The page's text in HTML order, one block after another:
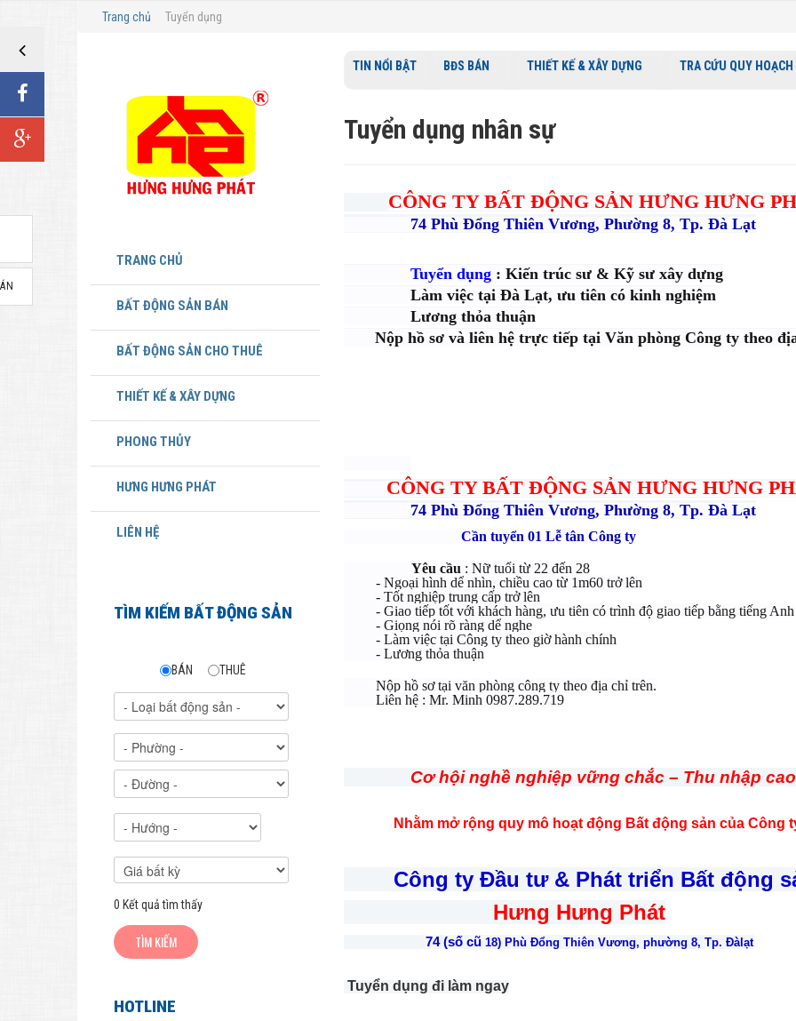
Trang chủ Tuyển dụng
TRANG CHỦ
BẤT ĐỘNG SẢN BÁN
BẤT ĐỘNG SẢN CHO THUÊ
THIẾT KẾ & XÂY DỰNG
PHONG THỦY
HƯNG HƯNG PHÁT
LIÊN HỆ
TÌM KIẾM BẤT ĐỘNG SẢN
BÁN THUÊ
0 Kết quả tìm thấy
HOTLINE
TIN NỔI BẬT BĐS BÁN THIẾT KẾ & XÂY DỰNG TRA CỨU QUY HOẠCH
Tuyển dụng nhân sự
CÔNG TY BẤT ĐỘNG SẢN HƯNG HƯNG
74 Phù Đổng Thiên Vương, Phường 8, Tp. Đà Lạt
Tuyển dụng : Kiến trúc sư & Kỹ sư xây dựng
Làm việc tại Đà Lạt, ưu tiên có kinh nghiệm
Lương thỏa thuận
Nộp hồ sơ và liên hệ trực tiếp tại Văn phòng Công ty theo
CÔNG TY BẤT ĐỘNG SẢN HƯNG HƯNG
74 Phù Đổng Thiên Vương, Phường 8, Tp. Đà Lạt
Cần tuyển 01 Lễ tân Công ty
Yêu cầu : Nữ tuổi từ 22 đến 28
- Ngoại hình dể nhìn, chiều cao từ 1m60 trở lên
- Tốt nghiệp trung cấp trở lên
- Giao tiếp tốt với khách hàng, ưu tiên có trình độ giao tiếp bằng tiếng Anh
- Giọng nói rõ ràng dể nghe
- Làm việc tại Công ty theo giờ hành chính
- Lương thỏa thuận
Nộp hồ sơ tại văn phòng công ty theo địa chỉ trên.
Liên hệ : Mr. Minh 0987.289.719
Cơ hội nghề nghiệp vững chắc – Thu nhập
Nhằm mở rộng quy mô hoạt động Bất động sản của Công
Công ty Đầu tư & Phát triển Bất động
Hưng Hưng Phát
74 (số cũ 18) Phù Đổng Thiên Vương, phường 8, Tp. Đàlạt
Tuyển dụng đi làm ngay